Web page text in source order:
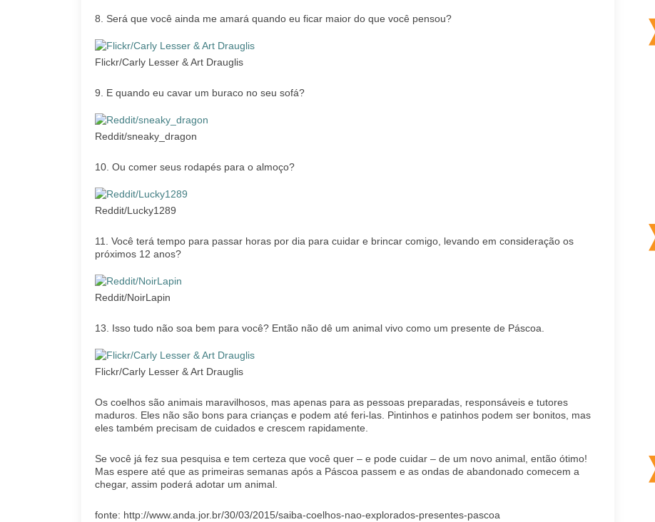
8. Será que você ainda me amará quando eu ficar maior do que você pensou?
Flickr/Carly Lesser & Art Drauglis
9. E quando eu cavar um buraco no seu sofá?
Reddit/sneaky_dragon
10. Ou comer seus rodapés para o almoço?
Reddit/Lucky1289
11. Você terá tempo para passar horas por dia para cuidar e brincar comigo, levando em consideração os
próximos 12 anos?
Reddit/NoirLapin
13. Isso tudo não soa bem para você? Então não dê um animal vivo como um presente de Páscoa.
Flickr/Carly Lesser & Art Drauglis
Os coelhos são animais maravilhosos, mas apenas para as pessoas preparadas, responsáveis e tutores
maduros. Eles não são bons para crianças e podem até feri-las. Pintinhos e patinhos podem ser bonitos, mas
eles também precisam de cuidados e crescem rapidamente.
Se você já fez sua pesquisa e tem certeza que você quer – e pode cuidar – de um novo animal, então ótimo!
Mas espere até que as primeiras semanas após a Páscoa passem e as ondas de abandonado comecem a
chegar, assim poderá adotar um animal.
fonte: http://www.anda.jor.br/30/03/2015/saiba-coelhos-nao-explorados-presentes-pascoa